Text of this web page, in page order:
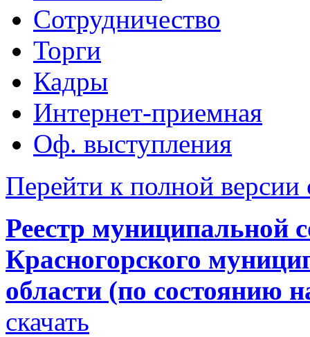
Сотрудничество
Торги
Кадры
Интернет-приемная
Оф. выступления
Перейти к полной версии
Реестр муниципальной
Красногорского
области (по состоянию
скачать